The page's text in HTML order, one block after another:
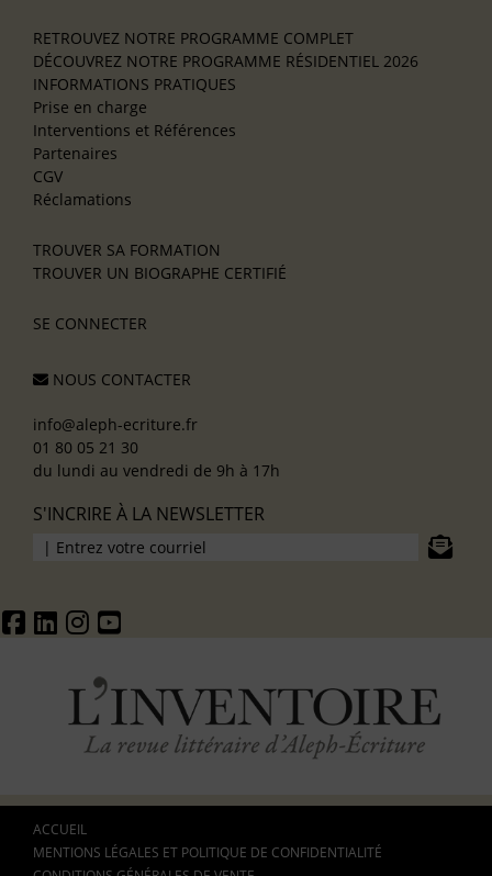
RETROUVEZ NOTRE PROGRAMME COMPLET
DÉCOUVREZ NOTRE PROGRAMME RÉSIDENTIEL 2026
INFORMATIONS PRATIQUES
Prise en charge
Interventions et Références
Partenaires
CGV
Réclamations
TROUVER SA FORMATION
TROUVER UN BIOGRAPHE CERTIFIÉ
SE CONNECTER
NOUS CONTACTER
info@aleph-ecriture.fr
01 80 05 21 30
du lundi au vendredi de 9h à 17h
S'INCRIRE À LA NEWSLETTER
ACCUEIL
MENTIONS LÉGALES ET POLITIQUE DE CONFIDENTIALITÉ